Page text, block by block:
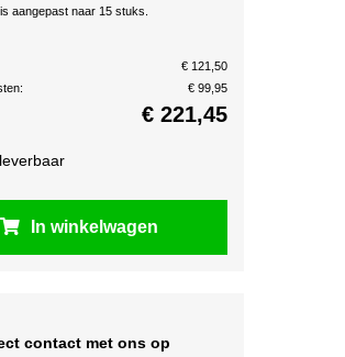
aangepast naar 15 stuks.
€ 121,50
€ 99,95
€ 221,45
In winkelwagen
contact met ons op